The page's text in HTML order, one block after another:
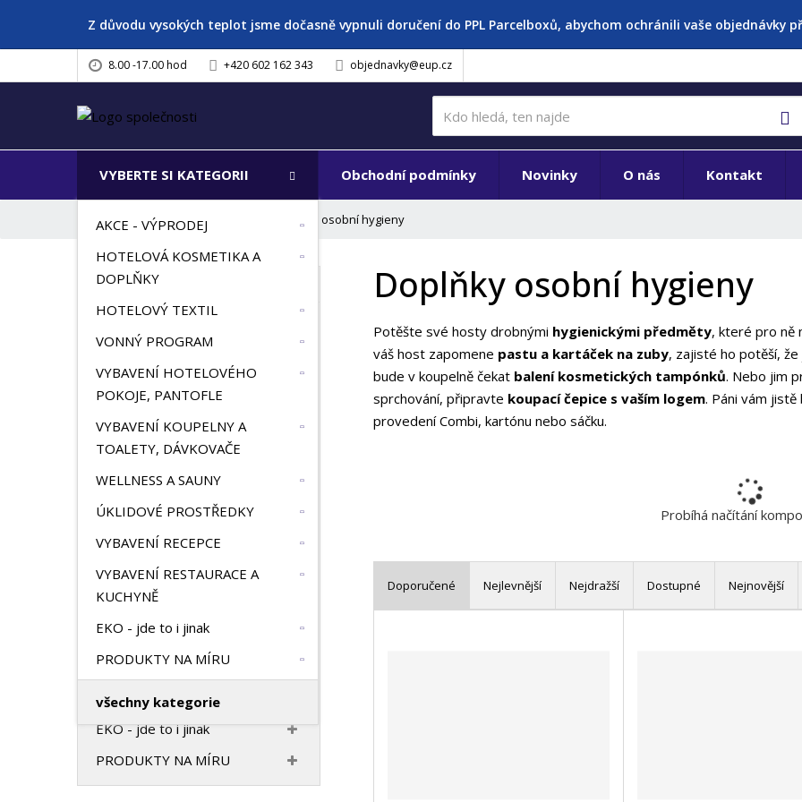
Z důvodu vysokých teplot jsme dočasně vypnuli doručení do PPL Parcelboxů, abychom ochránili vaše objednávky
8.00 -17.00 hod +420 602 162 343 objednavky@eup.cz
VYBERTE SI KATEGORII
AKCE - VÝPRODEJ
HOTELOVÁ KOSMETIKA A
DOPLŇKY
HOTELOVÝ TEXTIL
VONNÝ PROGRAM
VYBAVENÍ HOTELOVÉHO
POKOJE, PANTOFLE
VYBAVENÍ KOUPELNY A
TOALETY, DÁVKOVAČE
WELLNESS A SAUNY
ÚKLIDOVÉ PROSTŘEDKY
VYBAVENÍ RECEPCE
VYBAVENÍ RESTAURACE A
KUCHYNĚ
EKO - jde to i jinak
PRODUKTY NA MÍRU
všechny kategorie
Obchodní podmínky Novinky O nás Kontakt
PRODUKTY NA MÍRU Doplňky osobní hygieny
Doplňky osobní hygieny
Potěšte své hosty drobnými hygienickými předměty, které pro ně
váš host zapomene pastu a kartáček na zuby, zajisté ho potěší,
bude v koupelně čekat balení kosmetických tampónků. Nebo jim
sprchování, připravte koupací čepice s vaším logem. Páni vám jistě
provedení Combi, kartónu nebo sáčku.
Probíhá načítání
Doporučené Nejlevnější Nejdražší Dostupné Nejnovější
VŠECHNY KATEGORIE
DOPLŇKY
VONNÝ PROGRAM
VYBAVENÍ HOTELOVÉHO
TOALETY, DÁVKOVAČE
WELLNESS A SAUNY
VYBAVENÍ RESTAURACE A
KUCHYNĚ
EKO - jde to i jinak
PRODUKTY NA MÍRU